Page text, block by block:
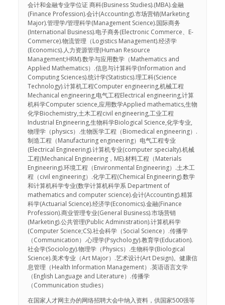
会计和金融专业学位证 商科(Business Studies).(MBA).金融
(Finance Profession).会计(Accounting).市场营销(Marketing
Major).管理学/管理科学(Management Science).国际商务
(International Business).电子商务(Electronic Commerce、E-
Commerce).物流管理（Logistics Management).经济学
(Economics).人力资源管理(Human Resource
Management;HRM).数学与应用数学（Mathematics and
Applied Mathematics）.信息与计算科学(Information and
Computing Sciences).统计学(Statistics).理工科(Science
Technology).计算机工程Computer engineering,机械工程
Mechanical engineering,电气工程Electrical engineering,计算
机科学Computer science,应用数学Applied mathematics,生物
化学Biochemistry,土木工程civil engineering,工业工程
Industrial Engineering,生物科学Biological Science,化学专业,
物理学（physics）.生物医学工程（Biomedical engineering）.
制造工程（Manufacturing engineering）电气工程专业
(Electrical Engineering).计算机专业(computer specialty).机械
工程(Mechanical Engineering，ME).材料工程（Materials
Engineering).环境工程（Environmental Engineering）.土木工
程（civil engineering）.化学工程(Chemical Engineering).数学
和计算机科学专业(数学计算机科学系 Department of
mathematics and computer science).会计(Accounting).精算
科学(Actuarial Science).经济学(Economics).金融(Finance
Profession).商业管理专业(General Business).市场营销
(Marketing).公共管理(Public Administration).计算机科学
(Computer Science;CS).社会科学（Social Science）.传播学
（Communication）.心理学(Psychology).教育学(Education).
社会学(Sociology).物理学（Physics）.生物科学(Biological
Science).美术专业（Art Major）.艺术设计(Art Design)。健康信
息管理（Health Information Management）.英语语言文学
（English Language and Literature）.传播学
（Communication studies）
在国家人才网主办的网络招聘大会中纳入资料，供国家500强等